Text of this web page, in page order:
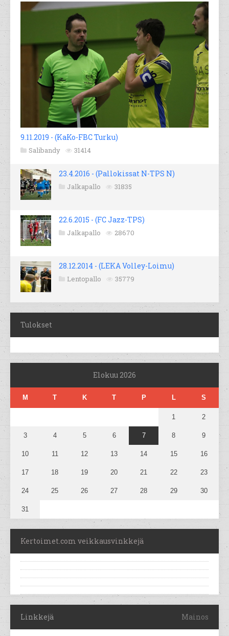
9.11.2019 - (KaKo-FBC Turku)
Salibandy 31414
23.4.2016 - (Pallokissat N-TPS N)
Jalkapallo 31835
22.6.2015 - (FC Jazz-TPS)
Jalkapallo 28670
28.12.2014 - (LEKA Volley-Loimu)
Lentopallo 35779
Tulokset
Elokuu 2026
M T K T P L S
1 2
3 4 5 6 7 8 9
10 11 12 13 14 15 16
17 18 19 20 21 22 23
24 25 26 27 28 29 30
31
Kertoimet.com veikkausvinkkejä
Linkkejä Mainos